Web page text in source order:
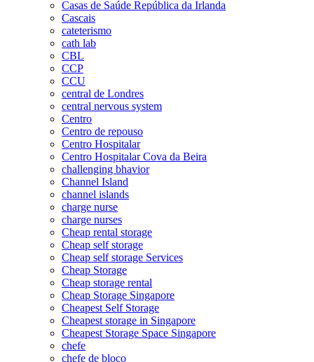
Casas de Saúde República da Irlanda
Cascais
cateterismo
cath lab
CBL
CCP
CCU
central de Londres
central nervous system
Centro
Centro de repouso
Centro Hospitalar
Centro Hospitalar Cova da Beira
challenging bhavior
Channel Island
channel islands
charge nurse
charge nurses
Cheap rental storage
Cheap self storage
Cheap self storage Services
Cheap Storage
Cheap storage rental
Cheap Storage Singapore
Cheapest Self Storage
Cheapest storage in Singapore
Cheapest Storage Space Singapore
chefe
chefe de bloco